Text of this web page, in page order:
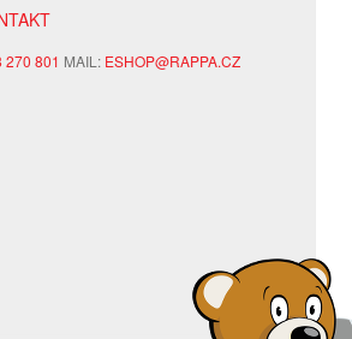
270 801 MAIL: ESHOP@RAPPA.CZ